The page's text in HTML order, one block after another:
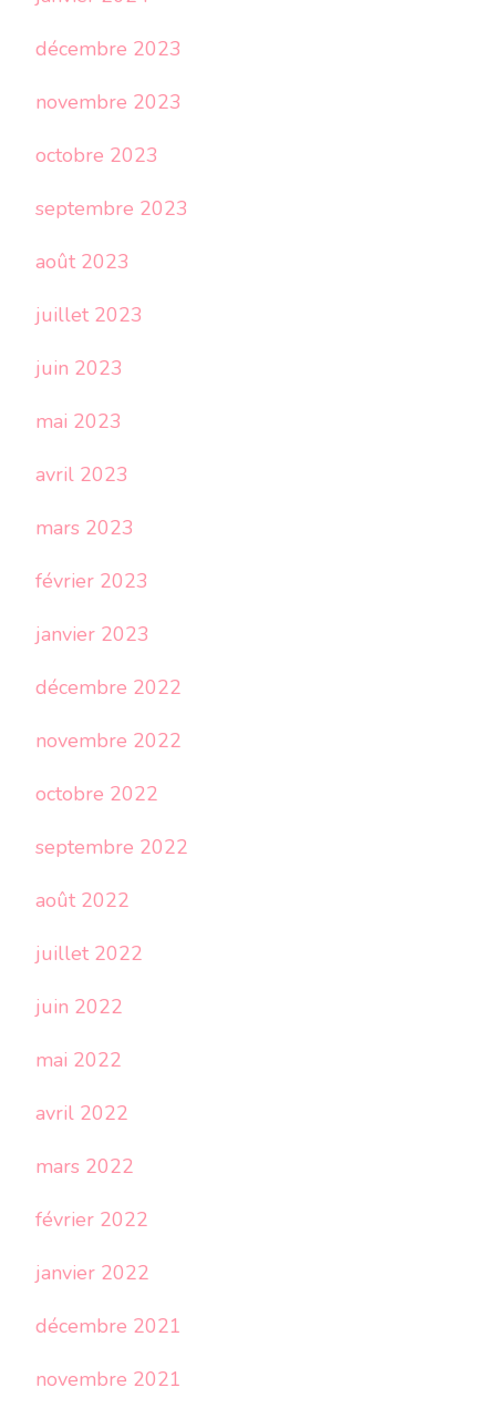
décembre 2023
novembre 2023
octobre 2023
septembre 2023
août 2023
juillet 2023
juin 2023
mai 2023
avril 2023
mars 2023
février 2023
janvier 2023
décembre 2022
novembre 2022
octobre 2022
septembre 2022
août 2022
juillet 2022
juin 2022
mai 2022
avril 2022
mars 2022
février 2022
janvier 2022
décembre 2021
novembre 2021